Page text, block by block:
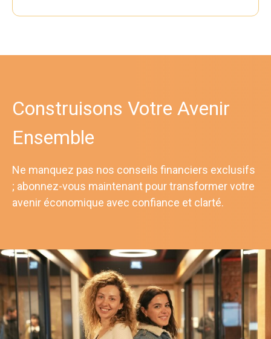
Construisons Votre Avenir
Ensemble
Ne manquez pas nos conseils financiers exclusifs
; abonnez-vous maintenant pour transformer votre
avenir économique avec confiance et clarté.